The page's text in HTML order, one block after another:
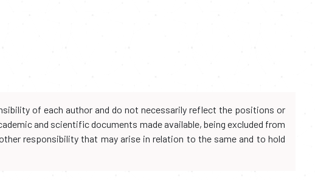
of each author and do not necessarily reflect the positions or
and scientific documents made available, being excluded from
responsibility that may arise in relation to the same and to hold